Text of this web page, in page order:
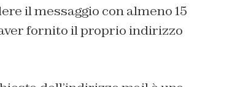
il messaggio con almeno 15
fornito il proprio indirizzo